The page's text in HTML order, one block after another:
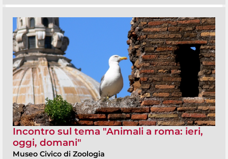
Incontro sul tema "Animali a roma: ieri,
oggi, domani"
Museo Civico di Zoologia